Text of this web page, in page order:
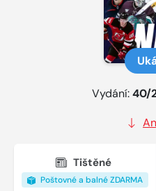
Vydání:40/
Tištěné
Poštovné a balné ZDARMA